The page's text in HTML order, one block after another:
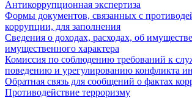
Антикоррупционная экспертиза
Формы документов, связанных с
коррупции, для заполнения
Сведения о доходах, расходах, об
имущественного характера
Комиссия по соблюдению требований к
поведению и урегулированию конфликта
Обратная связь для сообщений о фактах
Противодействие терроризму